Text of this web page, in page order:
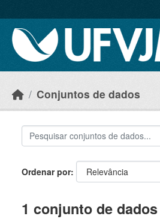
Conjuntos de dados
Ordenar por
1 conjunto de